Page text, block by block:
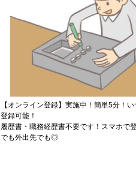
【オンライン登録】実施中！簡単5分！
登録可能！
履歴書・職務経歴書不要です！スマホで
でも外出先でも◎